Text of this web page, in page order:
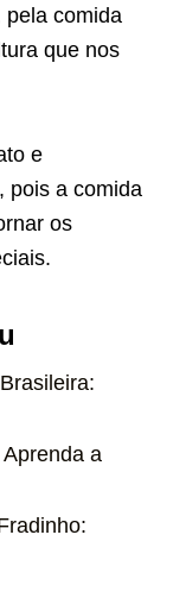
pela comida
que nos
e
pois a comida
os
a